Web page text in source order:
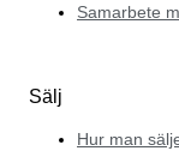
Samarbete
Sälj
Hur man